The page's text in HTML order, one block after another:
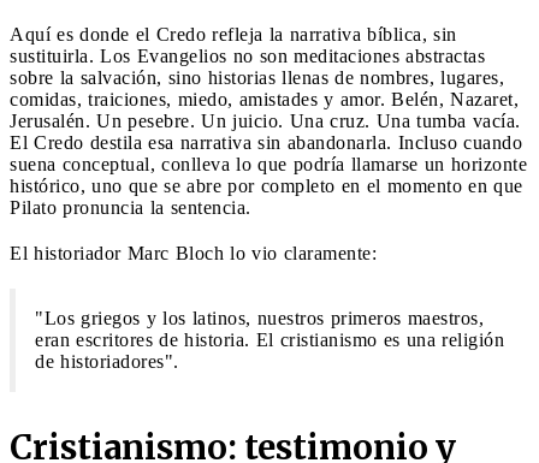
Aquí es donde el Credo refleja la narrativa bíblica, sin
sustituirla. Los Evangelios no son meditaciones abstractas
sobre la salvación, sino historias llenas de nombres, lugares,
comidas, traiciones, miedo, amistades y amor. Belén, Nazaret,
Jerusalén. Un pesebre. Un juicio. Una cruz. Una tumba vacía.
El Credo destila esa narrativa sin abandonarla. Incluso cuando
suena conceptual, conlleva lo que podría llamarse un horizonte
histórico, uno que se abre por completo en el momento en que
Pilato pronuncia la sentencia.
El historiador Marc Bloch lo vio claramente:
"Los griegos y los latinos, nuestros primeros maestros,
eran escritores de historia. El cristianismo es una religión
de historiadores".
Cristianismo: testimonio y